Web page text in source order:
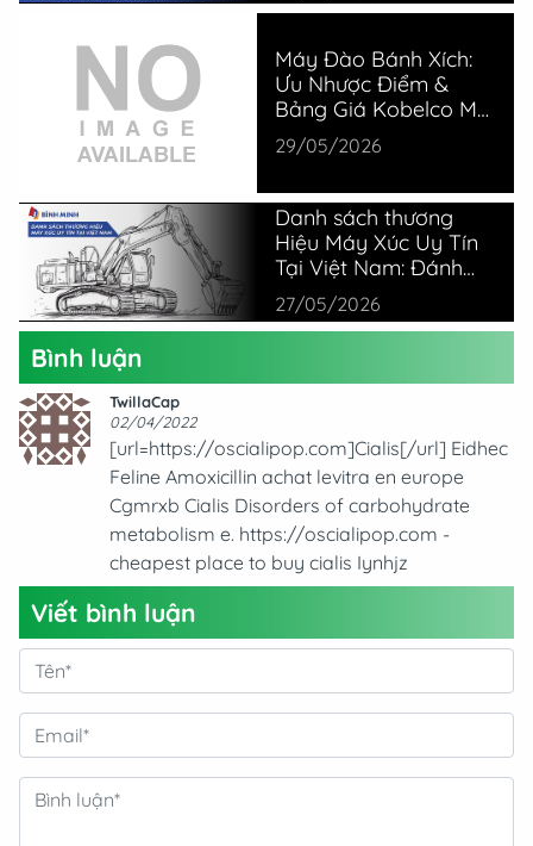
Máy Đào Bánh Xích:
Ưu Nhược Điểm &
Bảng Giá Kobelco Mới
Nhất
29/05/2026
Danh sách thương
Hiệu Máy Xúc Uy Tín
Tại Việt Nam: Đánh
Giá Thực Tế Từ
Chuyên Gia
27/05/2026
Bình luận
TwillaCap
02/04/2022
[url=https://oscialipop.com]Cialis[/url] Eidhec
Feline Amoxicillin achat levitra en europe
Cgmrxb Cialis Disorders of carbohydrate
metabolism e. https://oscialipop.com -
cheapest place to buy cialis Iynhjz
Viết bình luận